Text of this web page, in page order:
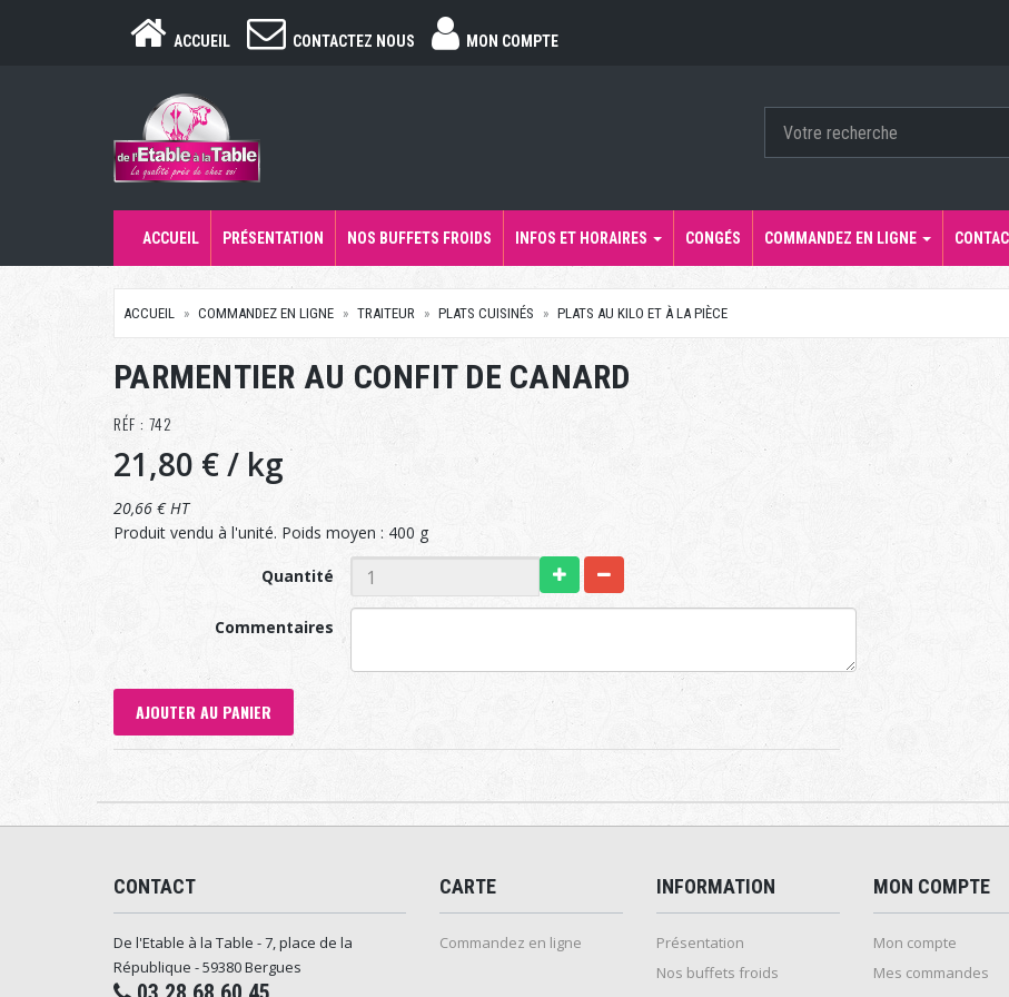
ACCUEIL CONTACTEZ NOUS MON COMPTE
ACCUEIL PRÉSENTATION NOS BUFFETS FROIDS INFOS ET HORAIRES CONGÉS COMMANDEZ EN LIGNE
ACCUEIL COMMANDEZ EN LIGNE TRAITEUR PLATS CUISINÉS PLATS AU KILO ET À LA PIÈCE
PARMENTIER AU CONFIT DE CANARD
RÉF : 742
21,80 €/ kg
20,66 € HT
Produit vendu à l'unité. Poids moyen : 400 g
Quantité
Commentaires
AJOUTER AU PANIER
CONTACT
De l'Etable à la Table - 7, place de la
République - 59380 Bergues
CARTE
Commandez en ligne
INFORMATION
Présentation
Nos buffets froids
MON COMPTE
Mon compte
Mes commandes